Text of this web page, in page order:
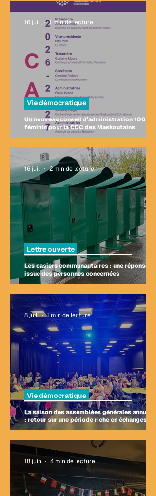
Un nouveau conseil d’administration 100 %
féminin pour la CDC des Maskoutains
Vie démocratique
16 juil. 1 min de lecture
Les casiers communautaires : une réponse
issue des personnes concernées
Lettre ouverte
16 juil. 2 min de lecture
La saison des assemblées générales annuelles
: retour sur une période riche en échanges
Vie démocratique
8 juil. 1 min de lecture
18 juin 4 min de lecture